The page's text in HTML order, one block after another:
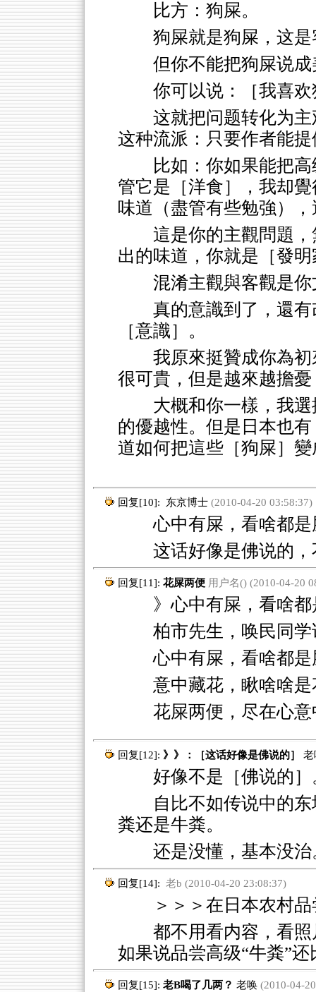
比方：狗屎。
狗屎就是狗屎，这
但你不能把狗屎说成
你可以说：［我喜
这就把问题转化为
这种流派：只要作者能
比如：你如果能把
管它是［洋食］，我却
味道（盡管有些勉強）
這是你的主觀問題
出的味道，你就是［發
混淆主觀與客觀是
真的意識到了，還
［意識］。
我原來挺贊成你為
很可貴，但是越來越擔
大概和你一樣，我
的優越性。但是日本也
道如何把這些［狗屎］
回复[10]: 东京博士(2010-04-20 03:58:37)
心中有屎，看啥都
这话好像是佛说的
回复[11]: 花屎两便 用户名() (2010-04-20
》心中有屎，看啥都
柏市先生，唤民同
心中有屎，看啥都是
意中藏花，瞅啥啥是
花屎两便，尽在心意
回复[12]: 》》：［这话好像是佛说的］ 老
好像不是［佛说的］
自比不如传说中的
粪还是牛粪。
还是没懂，基本没
回复[14]: 老b (2010-04-20 23:08:37)
＞＞＞在日本农村品
都不用看内容，看
如果说品尝高级“牛粪”还
回复[15]: 老B喝了几两？ 老唤(2010-04-